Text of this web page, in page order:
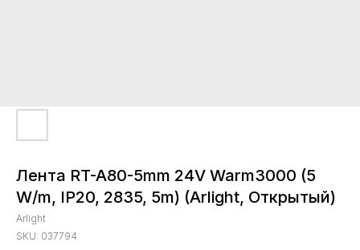
Лента RT-A80-5mm 24V Warm3000 (5
W/m, IP20, 2835, 5m) (Arlight, Открытый)
Arlight
SKU: 037794